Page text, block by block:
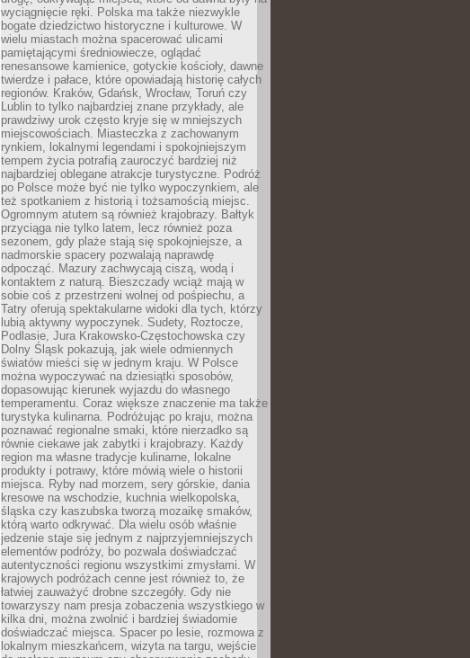
wyciągnięcie ręki. Polska ma także niezwykle
bogate dziedzictwo historyczne i kulturowe. W
wielu miastach można spacerować ulicami
pamiętającymi średniowiecze, oglądać
renesansowe kamienice, gotyckie kościoły, dawne
twierdze i pałace, które opowiadają historię całych
regionów. Kraków, Gdańsk, Wrocław, Toruń czy
Lublin to tylko najbardziej znane przykłady, ale
prawdziwy urok często kryje się w mniejszych
miejscowościach. Miasteczka z zachowanym
rynkiem, lokalnymi legendami i spokojniejszym
tempem życia potrafią zauroczyć bardziej niż
najbardziej oblegane atrakcje turystyczne. Podróż
po Polsce może być nie tylko wypoczynkiem, ale
też spotkaniem z historią i tożsamością miejsc.
Ogromnym atutem są również krajobrazy. Bałtyk
przyciąga nie tylko latem, lecz również poza
sezonem, gdy plaże stają się spokojniejsze, a
nadmorskie spacery pozwalają naprawdę
odpocząć. Mazury zachwycają ciszą, wodą i
kontaktem z naturą. Bieszczady wciąż mają w
sobie coś z przestrzeni wolnej od pośpiechu, a
Tatry oferują spektakularne widoki dla tych, którzy
lubią aktywny wypoczynek. Sudety, Roztocze,
Podlasie, Jura Krakowsko-Częstochowska czy
Dolny Śląsk pokazują, jak wiele odmiennych
światów mieści się w jednym kraju. W Polsce
można wypoczywać na dziesiątki sposobów,
dopasowując kierunek wyjazdu do własnego
temperamentu. Coraz większe znaczenie ma także
turystyka kulinarna. Podróżując po kraju, można
poznawać regionalne smaki, które nierzadko są
równie ciekawe jak zabytki i krajobrazy. Każdy
region ma własne tradycje kulinarne, lokalne
produkty i potrawy, które mówią wiele o historii
miejsca. Ryby nad morzem, sery górskie, dania
kresowe na wschodzie, kuchnia wielkopolska,
śląska czy kaszubska tworzą mozaikę smaków,
którą warto odkrywać. Dla wielu osób właśnie
jedzenie staje się jednym z najprzyjemniejszych
elementów podróży, bo pozwala doświadczać
autentyczności regionu wszystkimi zmysłami. W
krajowych podróżach cenne jest również to, że
łatwiej zauważyć drobne szczegóły. Gdy nie
towarzyszy nam presja zobaczenia wszystkiego w
kilka dni, można zwolnić i bardziej świadomie
doświadczać miejsca. Spacer po lesie, rozmowa z
lokalnym mieszkańcem, wizyta na targu, wejście